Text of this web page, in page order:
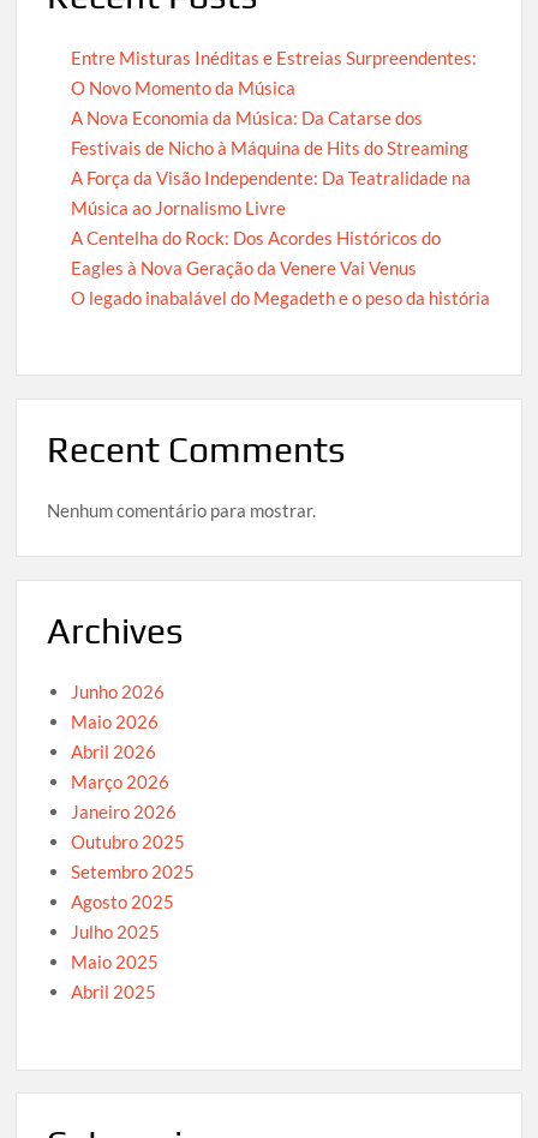
Entre Misturas Inéditas e Estreias Surpreendentes:
O Novo Momento da Música
A Nova Economia da Música: Da Catarse dos
Festivais de Nicho à Máquina de Hits do Streaming
A Força da Visão Independente: Da Teatralidade na
Música ao Jornalismo Livre
A Centelha do Rock: Dos Acordes Históricos do
Eagles à Nova Geração da Venere Vai Venus
O legado inabalável do Megadeth e o peso da história
Recent Comments
Nenhum comentário para mostrar.
Archives
Junho 2026
Maio 2026
Abril 2026
Março 2026
Janeiro 2026
Outubro 2025
Setembro 2025
Agosto 2025
Julho 2025
Maio 2025
Abril 2025